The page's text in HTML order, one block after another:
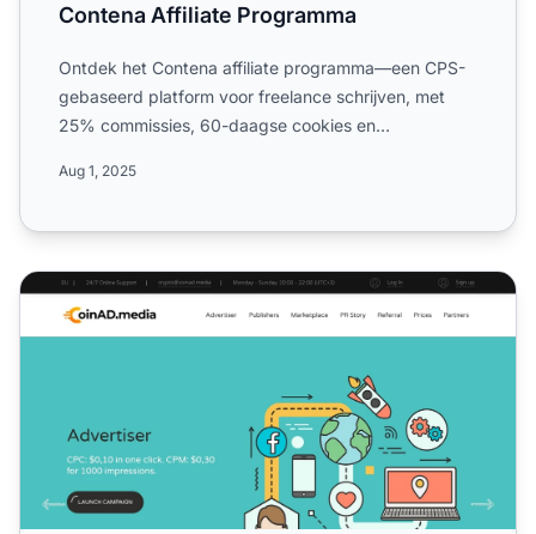
Contena Affiliate Programma
Ontdek het Contena affiliate programma—een CPS-
gebaseerd platform voor freelance schrijven, met
25% commissies, 60-daagse cookies en
Aug 1, 2025
CoinAd Affiliate Programma